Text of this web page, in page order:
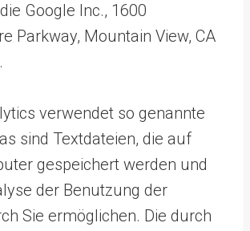
Google Inc., 1600
Parkway, Mountain View, CA
verwendet so genannte
sind Textdateien, die auf
gespeichert werden und
der Benutzung der
Sie ermöglichen. Die durch